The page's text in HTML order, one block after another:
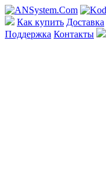
Как купить Доставка
Поддержка Контакты